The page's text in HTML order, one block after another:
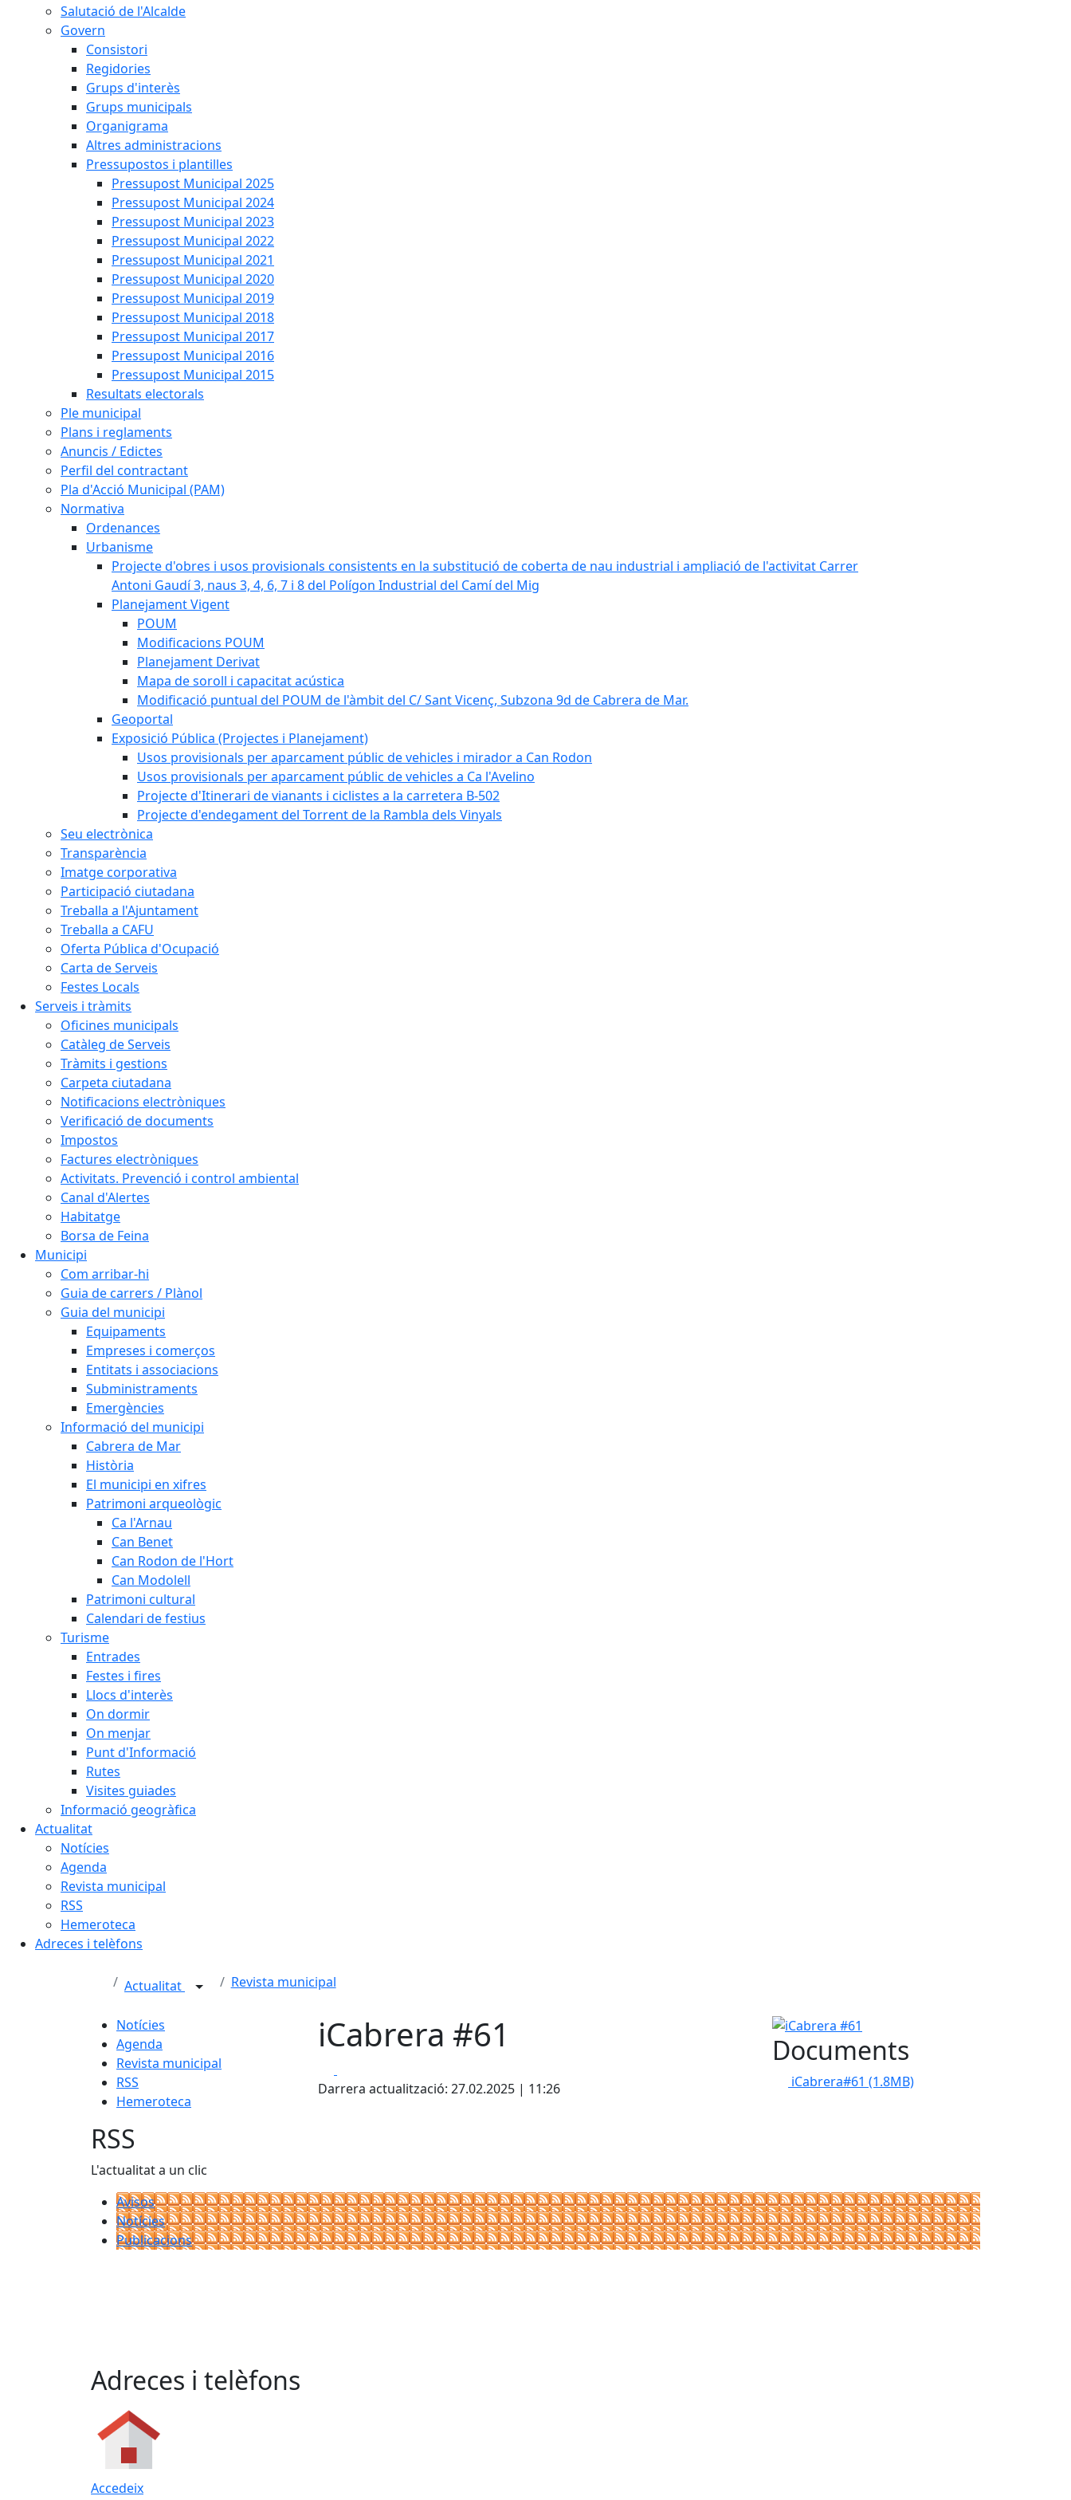
Salutació de l'Alcalde
Govern
Consistori
Regidories
Grups d'interès
Grups municipals
Organigrama
Altres administracions
Pressupostos i plantilles
Pressupost Municipal 2025
Pressupost Municipal 2024
Pressupost Municipal 2023
Pressupost Municipal 2022
Pressupost Municipal 2021
Pressupost Municipal 2020
Pressupost Municipal 2019
Pressupost Municipal 2018
Pressupost Municipal 2017
Pressupost Municipal 2016
Pressupost Municipal 2015
Resultats electorals
Ple municipal
Plans i reglaments
Anuncis / Edictes
Perfil del contractant
Pla d'Acció Municipal (PAM)
Normativa
Ordenances
Urbanisme
Projecte d'obres i usos provisionals consistents en la substitució de coberta de nau industrial i ampliació de l'activitat Carrer
Antoni Gaudí 3, naus 3, 4, 6, 7 i 8 del Polígon Industrial del Camí del Mig
Planejament Vigent
POUM
Modificacions POUM
Planejament Derivat
Mapa de soroll i capacitat acústica
Modificació puntual del POUM de l'àmbit del C/ Sant Vicenç, Subzona 9d de Cabrera de Mar.
Geoportal
Exposició Pública (Projectes i Planejament)
Usos provisionals per aparcament públic de vehicles i mirador a Can Rodon
Usos provisionals per aparcament públic de vehicles a Ca l'Avelino
Projecte d'Itinerari de vianants i ciclistes a la carretera B-502
Projecte d'endegament del Torrent de la Rambla dels Vinyals
Seu electrònica
Transparència
Imatge corporativa
Participació ciutadana
Treballa a l'Ajuntament
Treballa a CAFU
Oferta Pública d'Ocupació
Carta de Serveis
Festes Locals
Serveis i tràmits
Oficines municipals
Catàleg de Serveis
Tràmits i gestions
Carpeta ciutadana
Notificacions electròniques
Verificació de documents
Impostos
Factures electròniques
Activitats. Prevenció i control ambiental
Canal d'Alertes
Habitatge
Borsa de Feina
Municipi
Com arribar-hi
Guia de carrers / Plànol
Guia del municipi
Equipaments
Empreses i comerços
Entitats i associacions
Subministraments
Emergències
Informació del municipi
Cabrera de Mar
Història
El municipi en xifres
Patrimoni arqueològic
Ca l'Arnau
Can Benet
Can Rodon de l'Hort
Can Modolell
Patrimoni cultural
Calendari de festius
Turisme
Entrades
Festes i fires
Llocs d'interès
On dormir
On menjar
Punt d'Informació
Rutes
Visites guiades
Informació geogràfica
Actualitat
Notícies
Agenda
Revista municipal
RSS
Hemeroteca
Adreces i telèfons
Actualitat Revista municipal
Notícies
Agenda
Revista municipal
RSS
Hemeroteca
iCabrera #61
Darrera actualització: 27.02.2025 | 11:26
iCabrera #61
Documents
iCabrera#61 (1.8MB)
RSS
L'actualitat a un clic
Avisos
Notícies
Publicacions
Adreces i telèfons
Accedeix